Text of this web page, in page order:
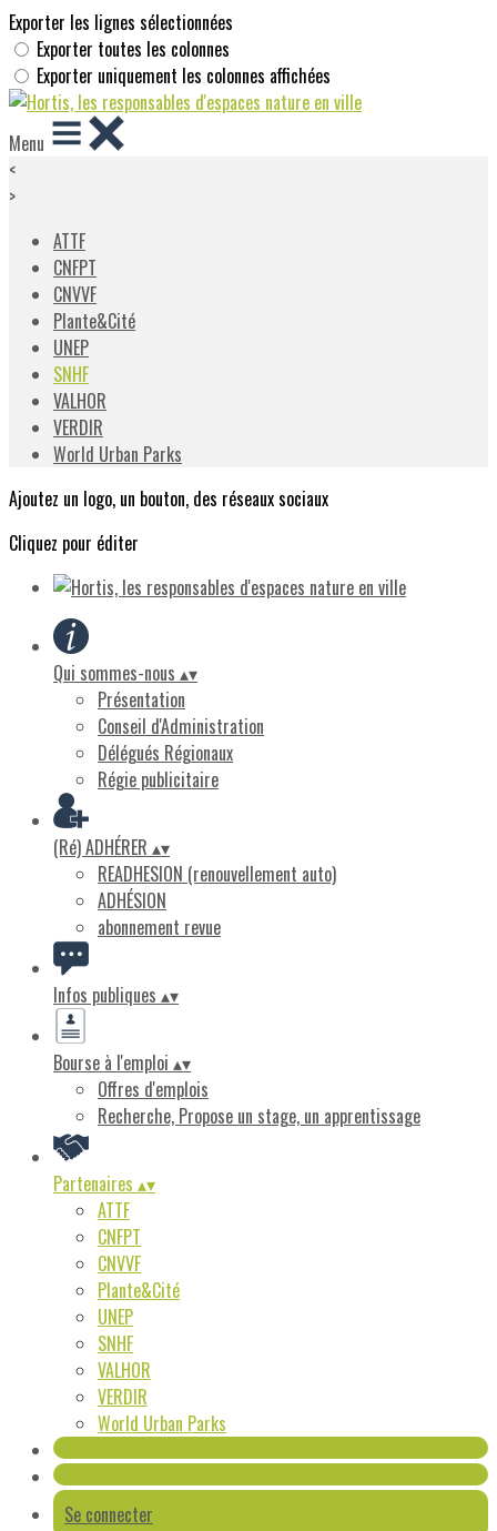
Exporter les lignes sélectionnées
Exporter toutes les colonnes
Exporter uniquement les colonnes affichées
Menu
<
>
ATTF
CNFPT
CNVVF
Plante&Cité
UNEP
SNHF
VALHOR
VERDIR
World Urban Parks
Ajoutez un logo, un bouton, des réseaux sociaux
Cliquez pour éditer
Qui sommes-nous ▴▾
Présentation
Conseil d'Administration
Délégués Régionaux
Régie publicitaire
(Ré) ADHÉRER ▴▾
READHESION (renouvellement auto)
ADHÉSION
abonnement revue
Infos publiques ▴▾
Bourse à l'emploi ▴▾
Offres d'emplois
Recherche, Propose un stage, un apprentissage
Partenaires ▴▾
ATTF
CNFPT
CNVVF
Plante&Cité
UNEP
SNHF
VALHOR
VERDIR
World Urban Parks
Se connecter